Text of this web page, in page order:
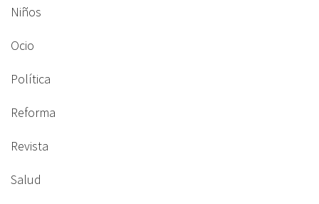
Niños
Ocio
Política
Reforma
Revista
Salud